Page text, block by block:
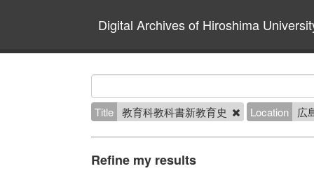
Digital Archives of Hiroshima
Title 教育科教科書新教育史 Location 広
Refine my results